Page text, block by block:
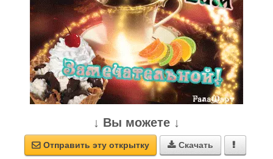
↓ Вы можете ↓
 Отправить эту открытку  Скачать 